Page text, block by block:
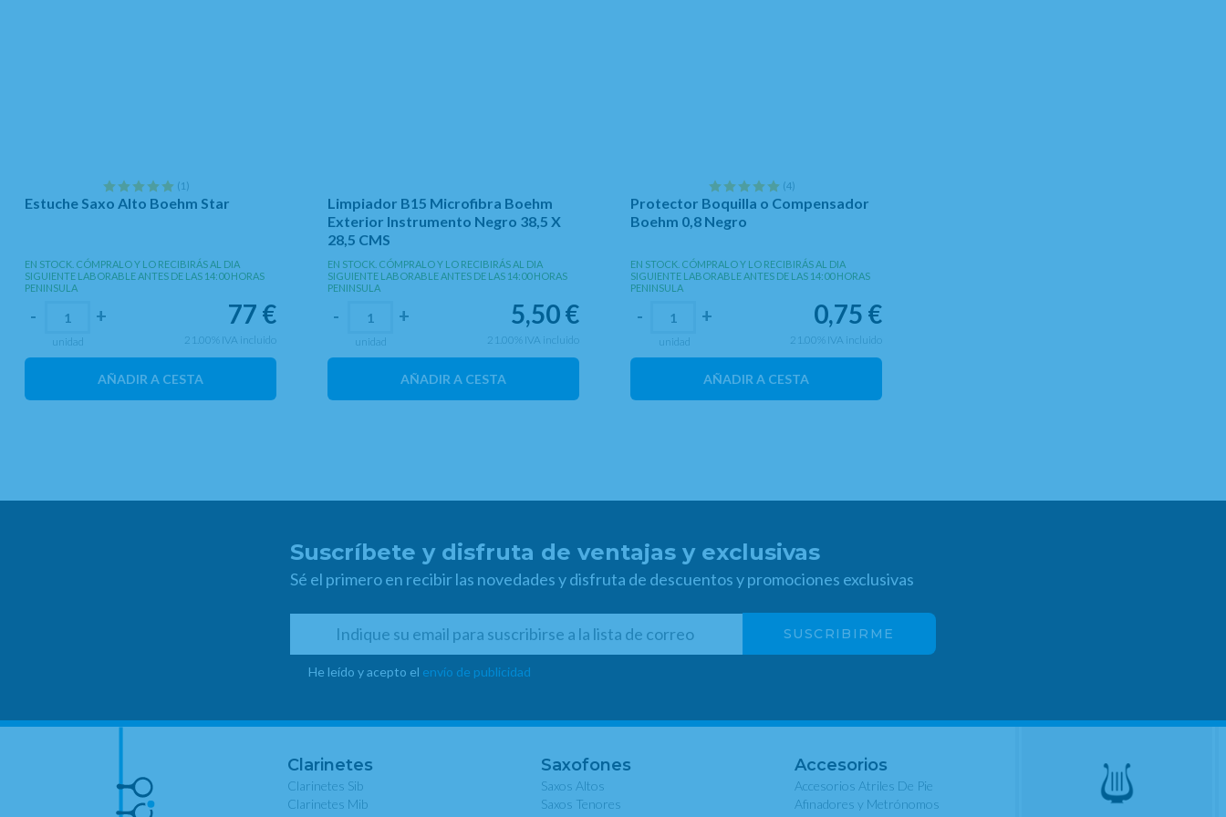
(1)
Estuche Saxo Alto Boehm Star
EN STOCK. CÓMPRALO Y LO RECIBIRÁS AL DIA
SIGUIENTE LABORABLE ANTES DE LAS 14:00 HORAS
PENINSULA
77 €
21.00% IVA incluido
- +
unidad
AÑADIR A CESTA
Limpiador B15 Microfibra Boehm
Exterior Instrumento Negro 38,5 X
28,5 CMS
EN STOCK. CÓMPRALO Y LO RECIBIRÁS AL DIA
SIGUIENTE LABORABLE ANTES DE LAS 14:00 HORAS
PENINSULA
5,50€
21.00% IVA incluido
- +
unidad
AÑADIR A CESTA
(4)
Protector Boquilla o Compensador
Boehm 0,8 Negro
EN STOCK. CÓMPRALO Y LO RECIBIRÁS AL DIA
SIGUIENTE LABORABLE ANTES DE LAS 14:00 HORAS
PENINSULA
0,75 €
21.00% IVA incluido
- +
unidad
AÑADIR A CESTA
Suscríbete y disfruta de ventajas y exclusivas
Sé el primero en recibir las novedades y disfruta de descuentos y promociones exclusivas
He leído y acepto el envío de publicidad
Clarinetes
Clarinetes Sib
Clarinetes Mib
Saxofones
Saxos Altos
Saxos Tenores
Accesorios
Accesorios Atriles De Pie
Afinadores y Metrónomos